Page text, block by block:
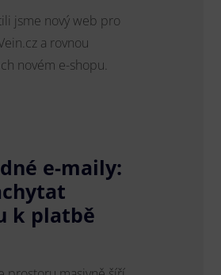
jsme nový web pro
a rovnou
novém e-shopu.
e-maily:
k platbě